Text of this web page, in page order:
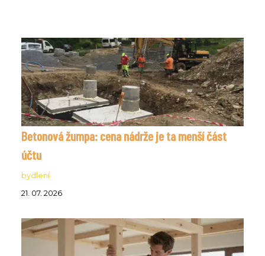
Betonová žumpa: cena nádrže je ta menší část
účtu
bydlení
21. 07. 2026